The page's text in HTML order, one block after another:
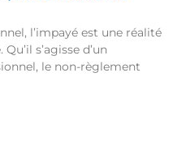
l’impayé est une réalité
s’agisse d’un
le non-règlement